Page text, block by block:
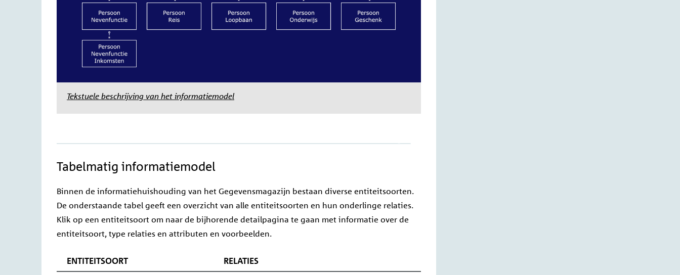
Tekstuele beschrijving van het informatiemodel
Image
Tabelmatig informatiemodel
Binnen de informatiehuishouding van het Gegevensmagazijn bestaan diverse entiteitsoorten.
De onderstaande tabel geeft een overzicht van alle entiteitsoorten en hun onderlinge relaties.
Klik op een entiteitsoort om naar de bijhorende detailpagina te gaan met informatie over de
entiteitsoort, type relaties en attributen en voorbeelden.
ENTITEITSOORT
RELATIES